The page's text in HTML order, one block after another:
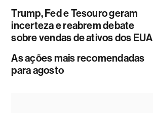
Trump, Fed e Tesouro geram
incerteza e reabrem debate
sobre vendas de ativos dos EUA
As ações mais recomendadas
para agosto